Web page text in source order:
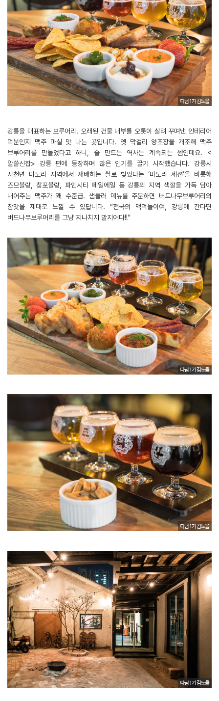
강릉을 대표하는 브루어리. 오래된 건물 내부를 오롯이 살려 꾸며낸 인테리어
덕분인지 맥주 마실 맛 나는 곳입니다. 옛 막걸리 양조장을 개조해 맥주
브루어리를 만들었다고 하니, 술 만드는 역사는 계속되는 셈인데요. <
알쓸신잡> 강릉 편에 등장하며 많은 인기를 끌기 시작했습니다. 강릉시
사천면 미노리 지역에서 재배하는 쌀로 빚었다는 ‘미노리 세션’을 비롯해
즈므블랑, 창포블랑, 파인시티 페일에일 등 강릉의 지역 색깔을 가득 담아
내어주는 맥주가 꽤 수준급. 샘플러 메뉴를 주문하면 버드나무브루어리의
참맛을 제대로 느낄 수 있답니다. “전국의 맥덕들이여, 강릉에 간다면
버드나무브루어리를 그냥 지나치지 말지어다!!”